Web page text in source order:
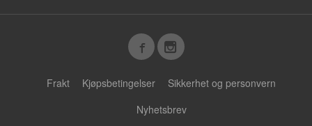
Frakt Kjøpsbetingelser
Sikkerhet og personvern
Nyhetsbrev